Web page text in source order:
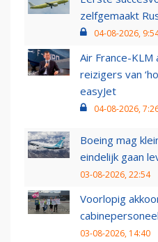
zelfgemaakt
04-08-2026,
Air France-
reizigers van
easyJet
04-08-2026,
Boeing mag
eindelijk gaan
03-08-2026, 22:54
Voorlopig
03-08-2026, 14:40